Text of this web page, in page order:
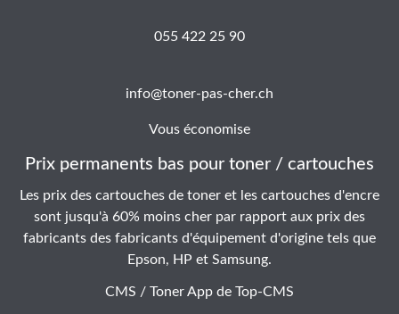
055 422 25 90
info@toner-pas-cher.ch
Vous économise
Prix permanents bas pour toner / cartouches
Les prix des cartouches de toner et les cartouches d'encre
sont jusqu'à 60% moins cher par rapport aux prix des
fabricants des fabricants d'équipement d'origine tels que
Epson, HP et Samsung.
CMS / Toner App de Top-CMS